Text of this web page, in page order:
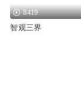
8419
智观三界